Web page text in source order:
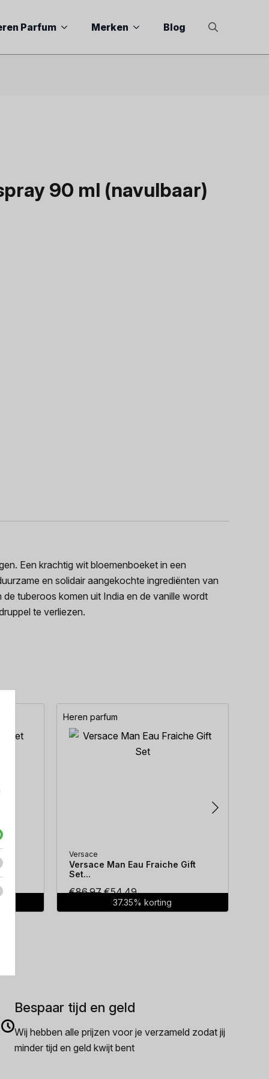
Parfum Merken
Blog
90 ml (navulbaar)
Een krachtig wit bloemenboeket in een
en solidair aangekochte ingrediënten van
tuberoos komen uit India en de vanille wordt
te verliezen.
Heren parfum
Versace
Versace Man Eau Fraiche Gift
Set...
€86.97Oorspronkelijke
prijs
€54.49Huidige
prijs
37.35% korting
Bespaar tijd en geld
Wij hebben alle prijzen voor je verzameld zodat jij
minder tijd en geld kwijt bent